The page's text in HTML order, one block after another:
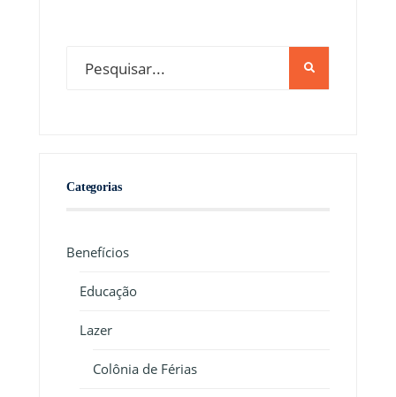
Categorias
Benefícios
Educação
Lazer
Colônia de Férias